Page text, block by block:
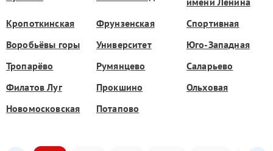
Кропоткинская
Фрунзенская
Спортивная
Воробьёвы горы
Университет
Юго-Западная
Тропарёво
Румянцево
Саларьево
Филатов Луг
Прокшино
Ольховая
Новомосковская
Потапово